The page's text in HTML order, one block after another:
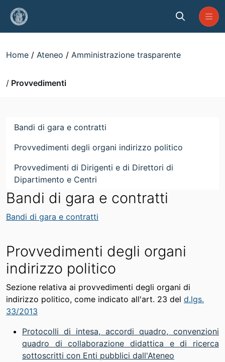
Skip to Main Content
Home Ateneo Amministrazione trasparente
Provvedimenti
Bandi di gara e contratti
Provvedimenti degli organi indirizzo politico
Provvedimenti di Dirigenti e di Direttori di
Dipartimento e Centri
Bandi di gara e contratti
Bandi di gara e contratti
Provvedimenti degli organi
indirizzo politico
Sezione relativa ai provvedimenti degli organi di
indirizzo politico, come indicato all'art. 23 del d.lgs.
33/2013
Protocolli di intesa, accordi quadro, convenzioni
quadro di collaborazione didattica e di ricerca
sottoscritti con Enti pubblici dall'Ateneo